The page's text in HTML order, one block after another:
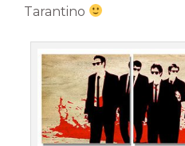
Tarantino